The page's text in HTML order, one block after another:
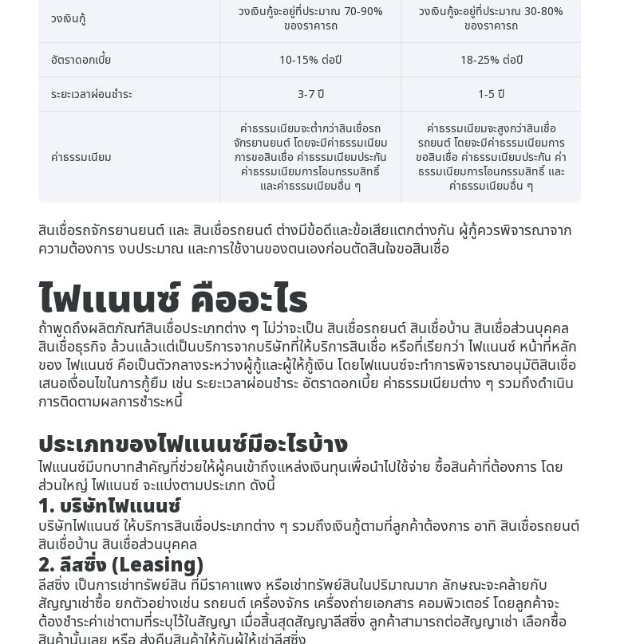
วงเงินกู้
วงเงินกู้จะอยู่ที่ประมาณ 70-90%
ของราคารถ
วงเงินกู้จะอยู่ที่ประมาณ 30-80%
ของราคารถ
อัตราดอกเบี้ย 10-15% ต่อปี 18-25% ต่อปี
ระยะเวลาผ่อนชำระ 3-7 ปี 1-5 ปี
ค่าธรรมเนียม
ค่าธรรมเนียมจะต่ำกว่าสินเชื่อรถ
จักรยานยนต์ โดยจะมีค่าธรรมเนียม
การขอสินเชื่อ ค่าธรรมเนียมประกัน
ค่าธรรมเนียมการโอนกรรมสิทธิ์
และค่าธรรมเนียมอื่น ๆ
ค่าธรรมเนียมจะสูงกว่าสินเชื่อ
รถยนต์ โดยจะมีค่าธรรมเนียมการ
ขอสินเชื่อ ค่าธรรมเนียมประกัน ค่า
ธรรมเนียมการโอนกรรมสิทธิ์ และ
ค่าธรรมเนียมอื่น ๆ
สินเชื่อรถจักรยานยนต์ และ สินเชื่อรถยนต์ ต่างมีข้อดีและข้อเสียแตกต่างกัน ผู้กู้ควรพิจารณาจาก
ความต้องการ งบประมาณ และการใช้งานของตนเองก่อนตัดสินใจขอสินเชื่อ
ไฟแนนซ์ คืออะไร
ถ้าพูดถึงผลิตภัณฑ์สินเชื่อประเภทต่าง ๆ ไม่ว่าจะเป็น สินเชื่อรถยนต์ สินเชื่อบ้าน สินเชื่อส่วนบุคคล
สินเชื่อธุรกิจ ล้วนแล้วแต่เป็นบริการจากบริษัทที่ให้บริการสินเชื่อ หรือที่เรียกว่า ไฟแนนซ์ หน้าที่หลัก
ของ ไฟแนนซ์ คือเป็นตัวกลางระหว่างผู้กู้และผู้ให้กู้เงิน โดยไฟแนนซ์จะทำการพิจารณาอนุมัติสินเชื่อ
เสนอเงื่อนไขในการกู้ยืม เช่น ระยะเวลาผ่อนชำระ อัตราดอกเบี้ย ค่าธรรมเนียมต่าง ๆ รวมถึงดำเนิน
การติดตามผลการชำระหนี้
ประเภทของไฟแนนซ์มีอะไรบ้าง
ไฟแนนซ์มีบทบาทสำคัญที่ช่วยให้ผู้คนเข้าถึงแหล่งเงินทุนเพื่อนำไปใช้จ่าย ซื้อสินค้าที่ต้องการ โดย
ส่วนใหญ่ ไฟแนนซ์ จะแบ่งตามประเภท ดังนี้
1. บริษัทไฟแนนซ์
บริษัทไฟแนนซ์ ให้บริการสินเชื่อประเภทต่าง ๆ รวมถึงเงินกู้ตามที่ลูกค้าต้องการ อาทิ สินเชื่อรถยนต์
สินเชื่อบ้าน สินเชื่อส่วนบุคคล
2. ลีสซิ่ง (Leasing)
ลีสซิ่ง เป็นการเช่าทรัพย์สิน ที่มีราคาแพง หรือเช่าทรัพย์สินในปริมาณมาก ลักษณะจะคล้ายกับ
สัญญาเช่าซื้อ ยกตัวอย่างเช่น รถยนต์ เครื่องจักร เครื่องถ่ายเอกสาร คอมพิวเตอร์ โดยลูกค้าจะ
ต้องชำระค่าเช่าตามที่ระบุไว้ในสัญญา เมื่อสิ้นสุดสัญญาลีสซิ่ง ลูกค้าสามารถต่อสัญญาเช่า เลือกซื้อ
สินค้านั้นเลย หรือ ส่งคืนสินค้าให้กับผู้ให้เช่าลีสซิ่ง